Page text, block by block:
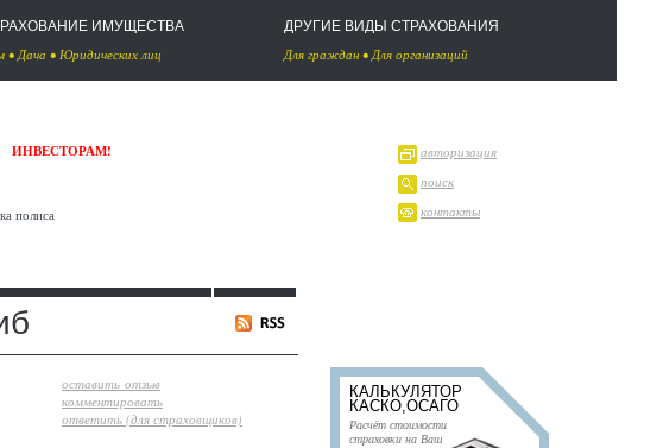
ИМУЩЕСТВА
•Дача • Юридических лиц
ДРУГИЕ ВИДЫ СТРАХОВАНИЯ
Для граждан •Для организаций
ИНВЕСТОРАМ!
полиса
авторизация
поиск
контакты
оставить отзыв
комментировать
ответить (для страховщиков)
КАЛЬКУЛЯТОР
КАСКО,ОСАГО
Расчёт стоимости
страховки на Ваш